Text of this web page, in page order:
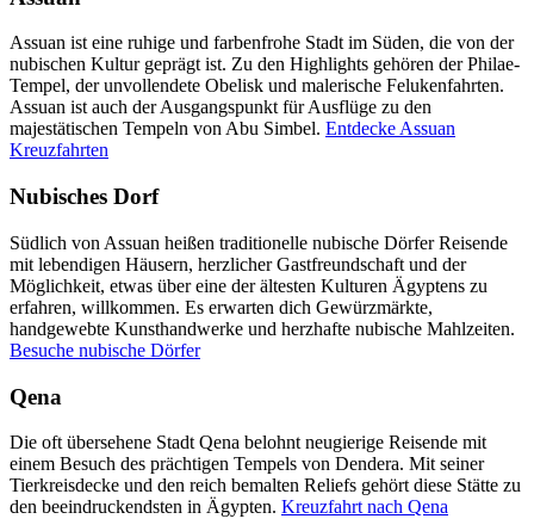
Assuan ist eine ruhige und farbenfrohe Stadt im Süden, die von der
nubischen Kultur geprägt ist. Zu den Highlights gehören der Philae-
Tempel, der unvollendete Obelisk und malerische Felukenfahrten.
Assuan ist auch der Ausgangspunkt für Ausflüge zu den
majestätischen Tempeln von Abu Simbel. Entdecke Assuan
Kreuzfahrten
Nubisches Dorf
Südlich von Assuan heißen traditionelle nubische Dörfer Reisende
mit lebendigen Häusern, herzlicher Gastfreundschaft und der
Möglichkeit, etwas über eine der ältesten Kulturen Ägyptens zu
erfahren, willkommen. Es erwarten dich Gewürzmärkte,
handgewebte Kunsthandwerke und herzhafte nubische Mahlzeiten.
Besuche nubische Dörfer
Qena
Die oft übersehene Stadt Qena belohnt neugierige Reisende mit
einem Besuch des prächtigen Tempels von Dendera. Mit seiner
Tierkreisdecke und den reich bemalten Reliefs gehört diese Stätte zu
den beeindruckendsten in Ägypten. Kreuzfahrt nach Qena